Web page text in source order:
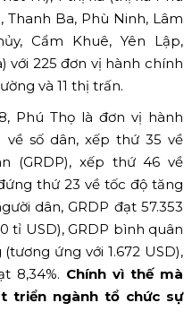
Thanh Ba, Phù Ninh, Lâm
Cẩm Khuê, Yên Lập,
với 225 đơn vị hành chính
và 11 thị trấn.
Phú Thọ là đơn vị hành
số dân, xếp thứ 35 về
(GRDP), xếp thứ 46 về
thứ 23 về tốc độ tăng
dân, GRDP đạt 57.353
tỉ USD), GRDP bình quân
ứng với 1.672 USD),
8,34%. Chính vì thế mà
triển ngành tổ chức sự